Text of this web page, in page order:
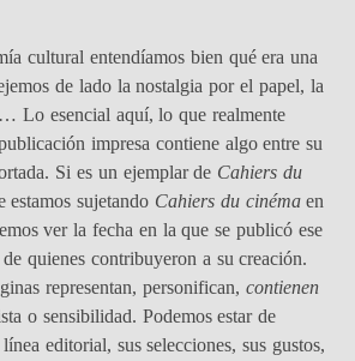
cultural entendíamos bien qué era una
de lado la nostalgia por el papel, la
Lo esencial aquí, lo que realmente
impresa contiene algo entre su
Si es un ejemplar de Cahiers du
estamos sujetando Cahiers du cinémaen
ver la fecha en la que se publicó ese
quienes contribuyeron a su creación.
representan, personifican, contienen
o sensibilidad. Podemos estar de
editorial, sus selecciones, sus gustos,